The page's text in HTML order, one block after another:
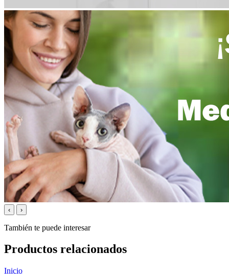
‹ ›
También te puede interesar
Productos relacionados
Inicio